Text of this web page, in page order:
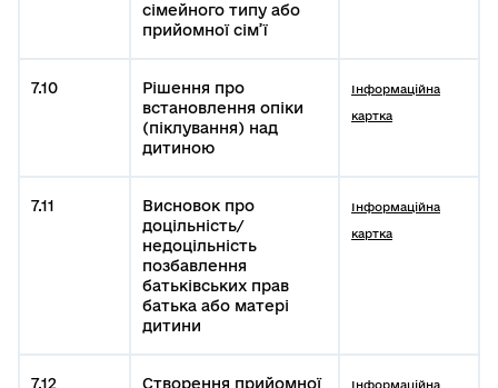
сімейного типу або
прийомної сім’ї
7.10
Рішення про
встановлення опіки
(піклування) над
дитиною
Інформаційна
картка
7.11
Висновок про
доцільність/
недоцільність
позбавлення
батьківських прав
батька або матері
дитини
Інформаційна
картка
7.12
Створення прийомної
Інформаційна